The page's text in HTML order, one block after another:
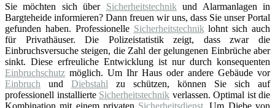
Sie möchten sich über Sicherheitstechnikund Alarmanlagen in
Bargteheide informieren? Dann freuen wir uns, dass Sie unser Portal
gefunden haben. Professionelle Sicherheitstechniklohnt sich auch
für Privathäuser. Die Polizeistatistik zeigt, dass zwar die
Einbruchsversuche steigen, die Zahl der gelungenen Einbrüche aber
sinkt. Diese erfreuliche Entwicklung ist nur durch konsequenten
Einbruchschutz möglich. Um Ihr Haus oder andere Gebäude vor
Einbruch und Diebstahl zu schützen, können Sie sich auf
professionell installierte Sicherheitstechnik verlassen. Optimal ist die
Kombination mit einem privaten Sicherheitsdienst. Um Diebe von